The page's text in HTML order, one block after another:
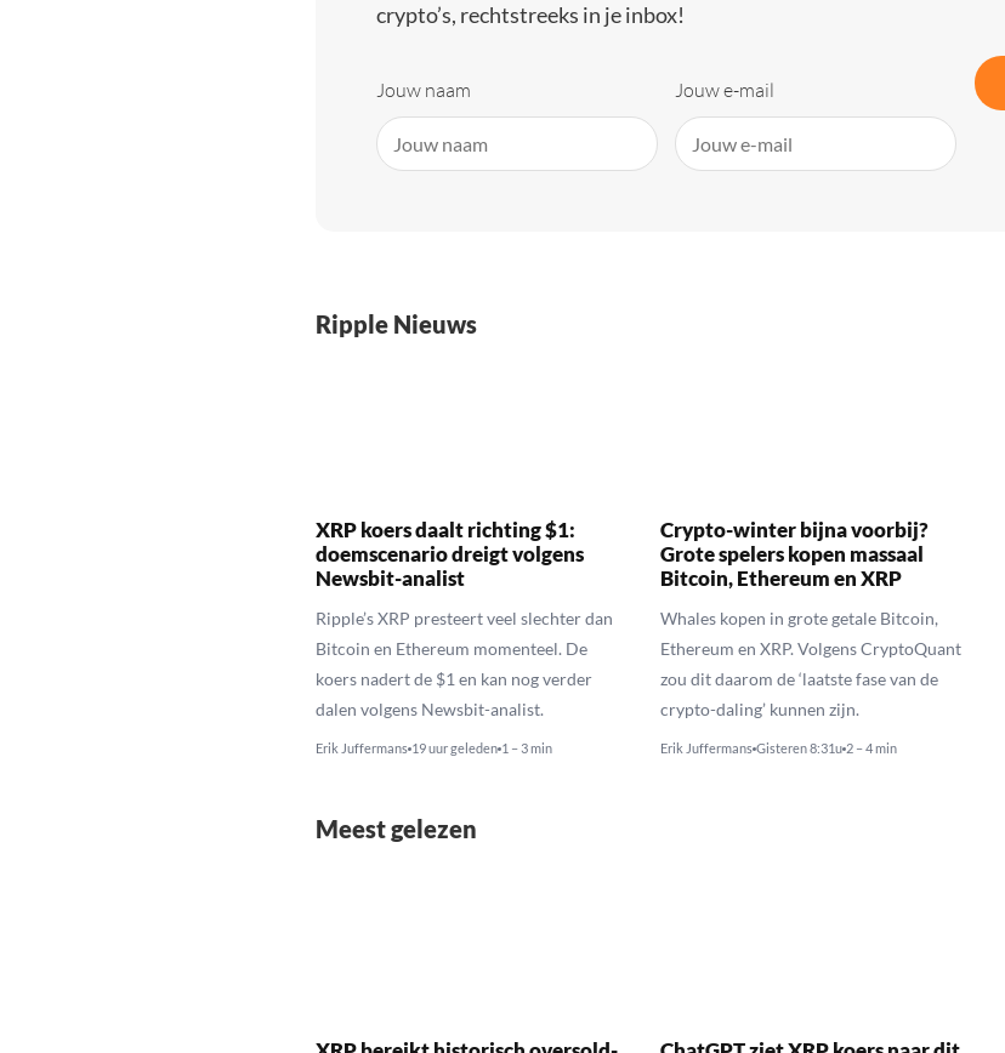
crypto’s, rechtstreeks in je inbox!
Jouw naam Jouw e-mail
Ripple Nieuws
XRP koers daalt richting $1:
doemscenario dreigt volgens
Newsbit-analist
Ripple’s XRP presteert veel slechter dan
Bitcoin en Ethereum momenteel. De
koers nadert de $1 en kan nog verder
dalen volgens Newsbit-analist.
Erik Juffermans 19 uur geleden 1 – 3 min
Crypto-winter bijna voorbij?
Grote spelers kopen massaal
Bitcoin, Ethereum en XRP
Whales kopen in grote getale Bitcoin,
Ethereum en XRP. Volgens CryptoQuant
zou dit daarom de ‘laatste fase van de
crypto-daling’ kunnen zijn.
Erik Juffermans Gisteren 8:31u 2 – 4 min
Meest gelezen